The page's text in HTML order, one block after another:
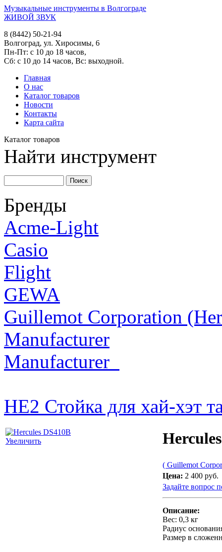
Музыкальные инструменты в Волгограде
ЖИВОЙ ЗВУК
8 (8442) 50-21-94
Волгоград, ул. Хиросимы, 6
Пн-Пт: с 10 до 18 часов,
Сб: с 10 до 14 часов, Вс: выходной.
Главная
О нас
Каталог товаров
Новости
Контакты
Карта сайта
Каталог товаров
Найти инструмент
Бренды
Acme-Light
Casio
Flight
GEWA
Guillemot Corporation
Manufacturer
Manufacturer_
HE2 Стойка для хай-хэт
Увеличить
( Guillemot
Цена: 2 400 руб.
Задайте вопрос
Описание:
Вес: 0,3 кг
Радиус
Размер в